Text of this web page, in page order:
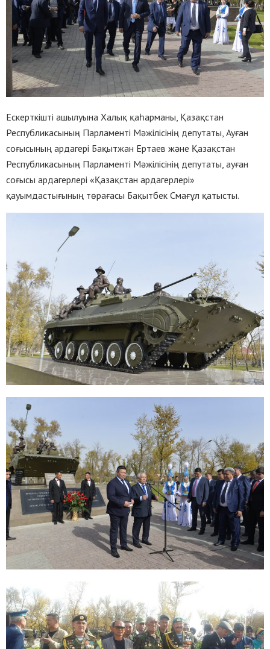
Ескерткішті ашылуына Халық қаһарманы, Қазақстан
Республикасының Парламенті Мәжілісінің депутаты, Ауған
соғысының ардагері Бақытжан Ертаев және Қазақстан
Республикасының Парламенті Мәжілісінің депутаты, ауған
соғысы ардагерлері «Қазақстан ардагерлері»
қауымдастығының төрағасы Бақытбек Смағұл қатысты.